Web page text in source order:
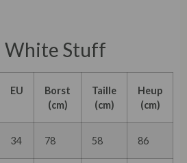
White Stuff
EU
Borst
(cm)
Taille
(cm)
Heup
(cm)
34 78 58 86